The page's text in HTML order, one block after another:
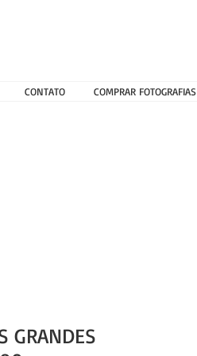
CONTATO COMPRAR FOTOGRAFIAS
GRANDES